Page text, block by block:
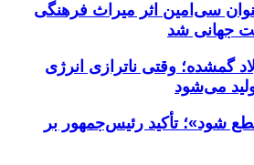
سی‌امین اثر میراث‌ فرهنگی
جهانی شد
گمشده؛ وقتی ناترازی انرژی
می‌شود
شود»؛ تأکید رئیس‌جمهور بر